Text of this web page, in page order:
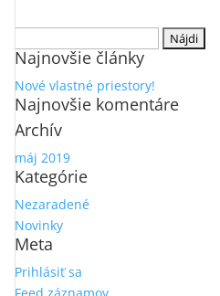
Najnovšie články
Nové vlastné priestory!
Najnovšie komentáre
Archív
máj 2019
Kategórie
Nezaradené
Novinky
Meta
Prihlásiť sa